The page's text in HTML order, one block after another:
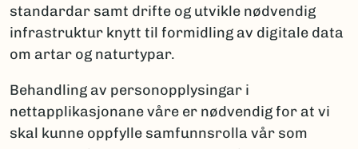
standardar samt drifte og utvikle nødvendig
infrastruktur knytt til formidling av digitale data
om artar og naturtypar.
Behandling av personopplysingar i
nettapplikasjonane våre er nødvendig for at vi
skal kunne oppfylle samfunnsrolla vår som